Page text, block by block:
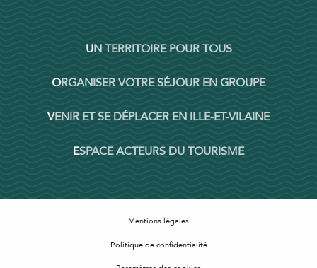
UN TERRITOIRE POUR TOUS
ORGANISER VOTRE SÉJOUR EN GROUPE
VENIR ET SE DÉPLACER EN ILLE-ET-VILAINE
ESPACE ACTEURS DU TOURISME
Mentions légales
Politique de confidentialité